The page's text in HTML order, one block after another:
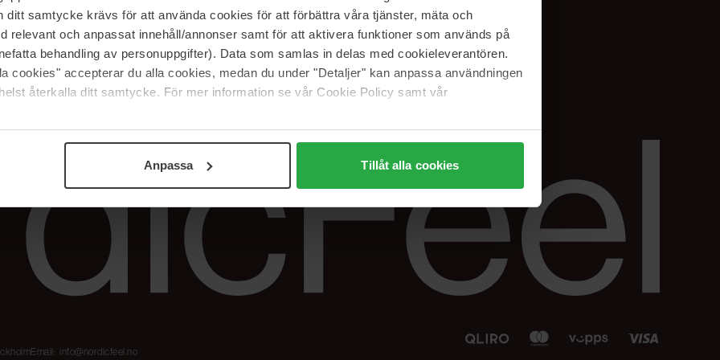
ditt samtycke krävs för att använda cookies för att förbättra våra tjänster, mäta och
relevant och anpassat innehåll/annonser samt för att aktivera funktioner som används på
behandling av personuppgifter). Data som samlas in delas med cookieleverantören.
cookies" accepterar du alla cookies, medan du under "Detaljer" kan anpassa användningen
återkalla ditt samtycke. För mer information se vår Cookie Policy samt vår
Anpassa Tillåt alla cookies
The Beauty Edit
Jobb hos oss
Samarbeidspartner
Spor bestillingen min
Retur og reklamasjon
Blush har blitt
Nordicfeel
Instagram
Linkedin
Email: info@nordicfeel.no